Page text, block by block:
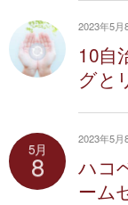
2023年5月
10自
グと
5月
8
2023年5月
ハコ
ーム